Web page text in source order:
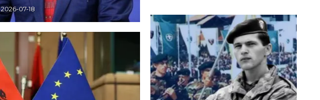
2026-07-18